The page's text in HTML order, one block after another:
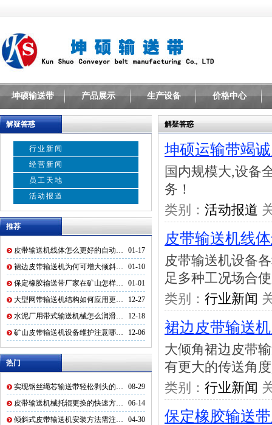
坤硕输送带 产品展示 生产设备 价格中心
解疑答惑
行业新闻
经营新闻
员工天地
活动报道
推荐
01-17
皮带输送机线体怎么更好的自动…
01-10
裙边皮带输送机为何可增大倾斜…
01-01
保定橡胶输送带厂家在矿山怎样…
12-27
大型网带输送机结构如何应用更…
12-18
水泥厂用带式输送机械怎么润滑…
12-06
矿山皮带输送机设备维护注意哪…
热门
08-29
实现钢丝绳芯输送带轻松剥头的…
06-14
皮带输送机械托辊更换的快速方…
04-30
倾斜式皮带输送机安装方法需注…
解疑答惑
坤硕运输带竭
国内规模大,设备
务！
类别： 活动报道
皮带输送机线
皮带输送机设备
足多种工况场合
类别： 行业新闻
裙边皮带输送
大倾角裙边皮带
有更大的传送角
类别： 行业新闻
保定橡胶输送